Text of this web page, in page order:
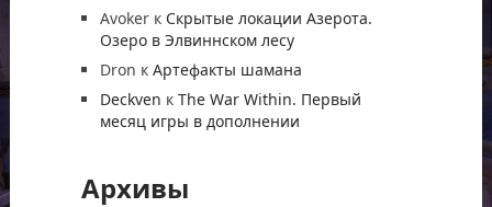
Avokerк Скрытые локации Азерота.
Озеро в Элвиннском лесу
Dron к Артефакты шамана
Deckven к The War Within. Первый
месяц игры в дополнении
Архивы